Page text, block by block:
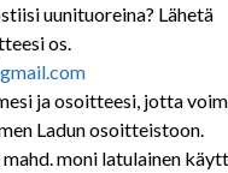
uunituoreina? Lähetä
os.
ja osoitteesi, jotta
Ladun osoitteistoon.
moni latulainen